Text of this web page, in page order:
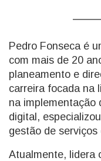
Pedro Fonseca é
com mais de 20
planeamento e
carreira focada na
na implementação
digital,
gestão de
Atualmente, lidera